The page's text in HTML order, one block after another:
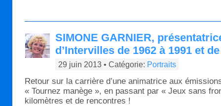
SIMONE GARNIER,
d’Intervilles de 1962 à 1991 et
29 juin 2013 • Catégorie: Portraits
Retour sur la carrière d’une animatrice aux
« Tournez manège », en passant par « Jeux sans
kilomètres et de rencontres !